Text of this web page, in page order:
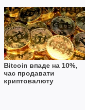
імпорту
Bitcoin впаде на 10%,
час продавати
криптовалюту